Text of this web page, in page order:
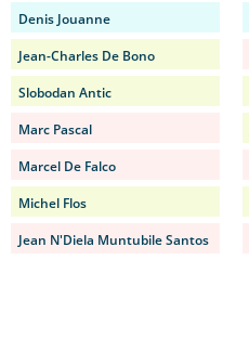
Denis Jouanne
Jean-Charles De Bono
Slobodan Antic
Marc Pascal
Marcel De Falco
Michel Flos
Jean N'Diela Muntubile Santos